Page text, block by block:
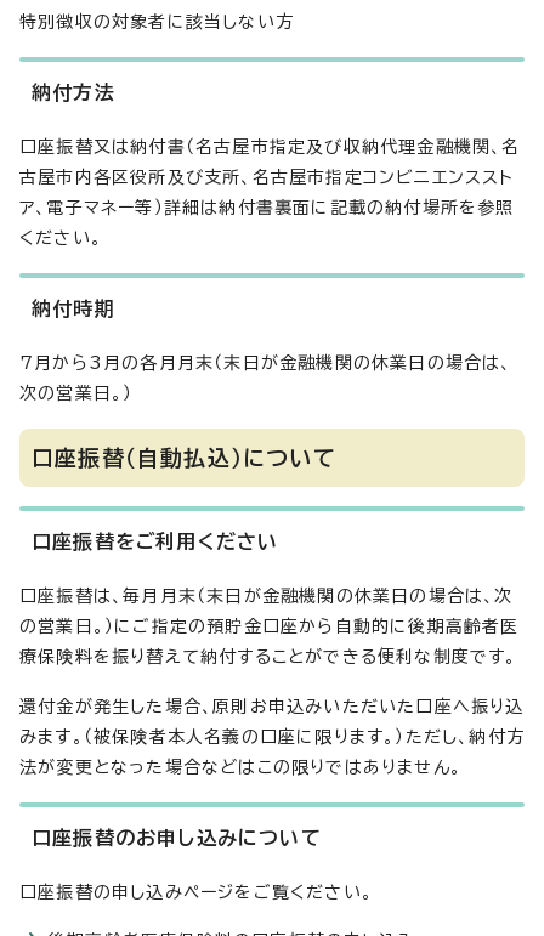
特別徴収の対象者に該当しない方
納付方法
口座振替又は納付書（名古屋市指定及び収納代理金融機関、名
古屋市内各区役所及び支所、名古屋市指定コンビニエンススト
ア、電子マネー等）詳細は納付書裏面に記載の納付場所を参照
ください。
納付時期
7月から3月の各月月末（末日が金融機関の休業日の場合は、
次の営業日。）
口座振替（自動払込）について
口座振替をご利用ください
口座振替は、毎月月末（末日が金融機関の休業日の場合は、次
の営業日。）にご指定の預貯金口座から自動的に後期高齢者医
療保険料を振り替えて納付することができる便利な制度です。
還付金が発生した場合、原則お申込みいただいた口座へ振り込
みます。（被保険者本人名義の口座に限ります。）ただし、納付方
法が変更となった場合などはこの限りではありません。
口座振替のお申し込みについて
口座振替の申し込みページをご覧ください。